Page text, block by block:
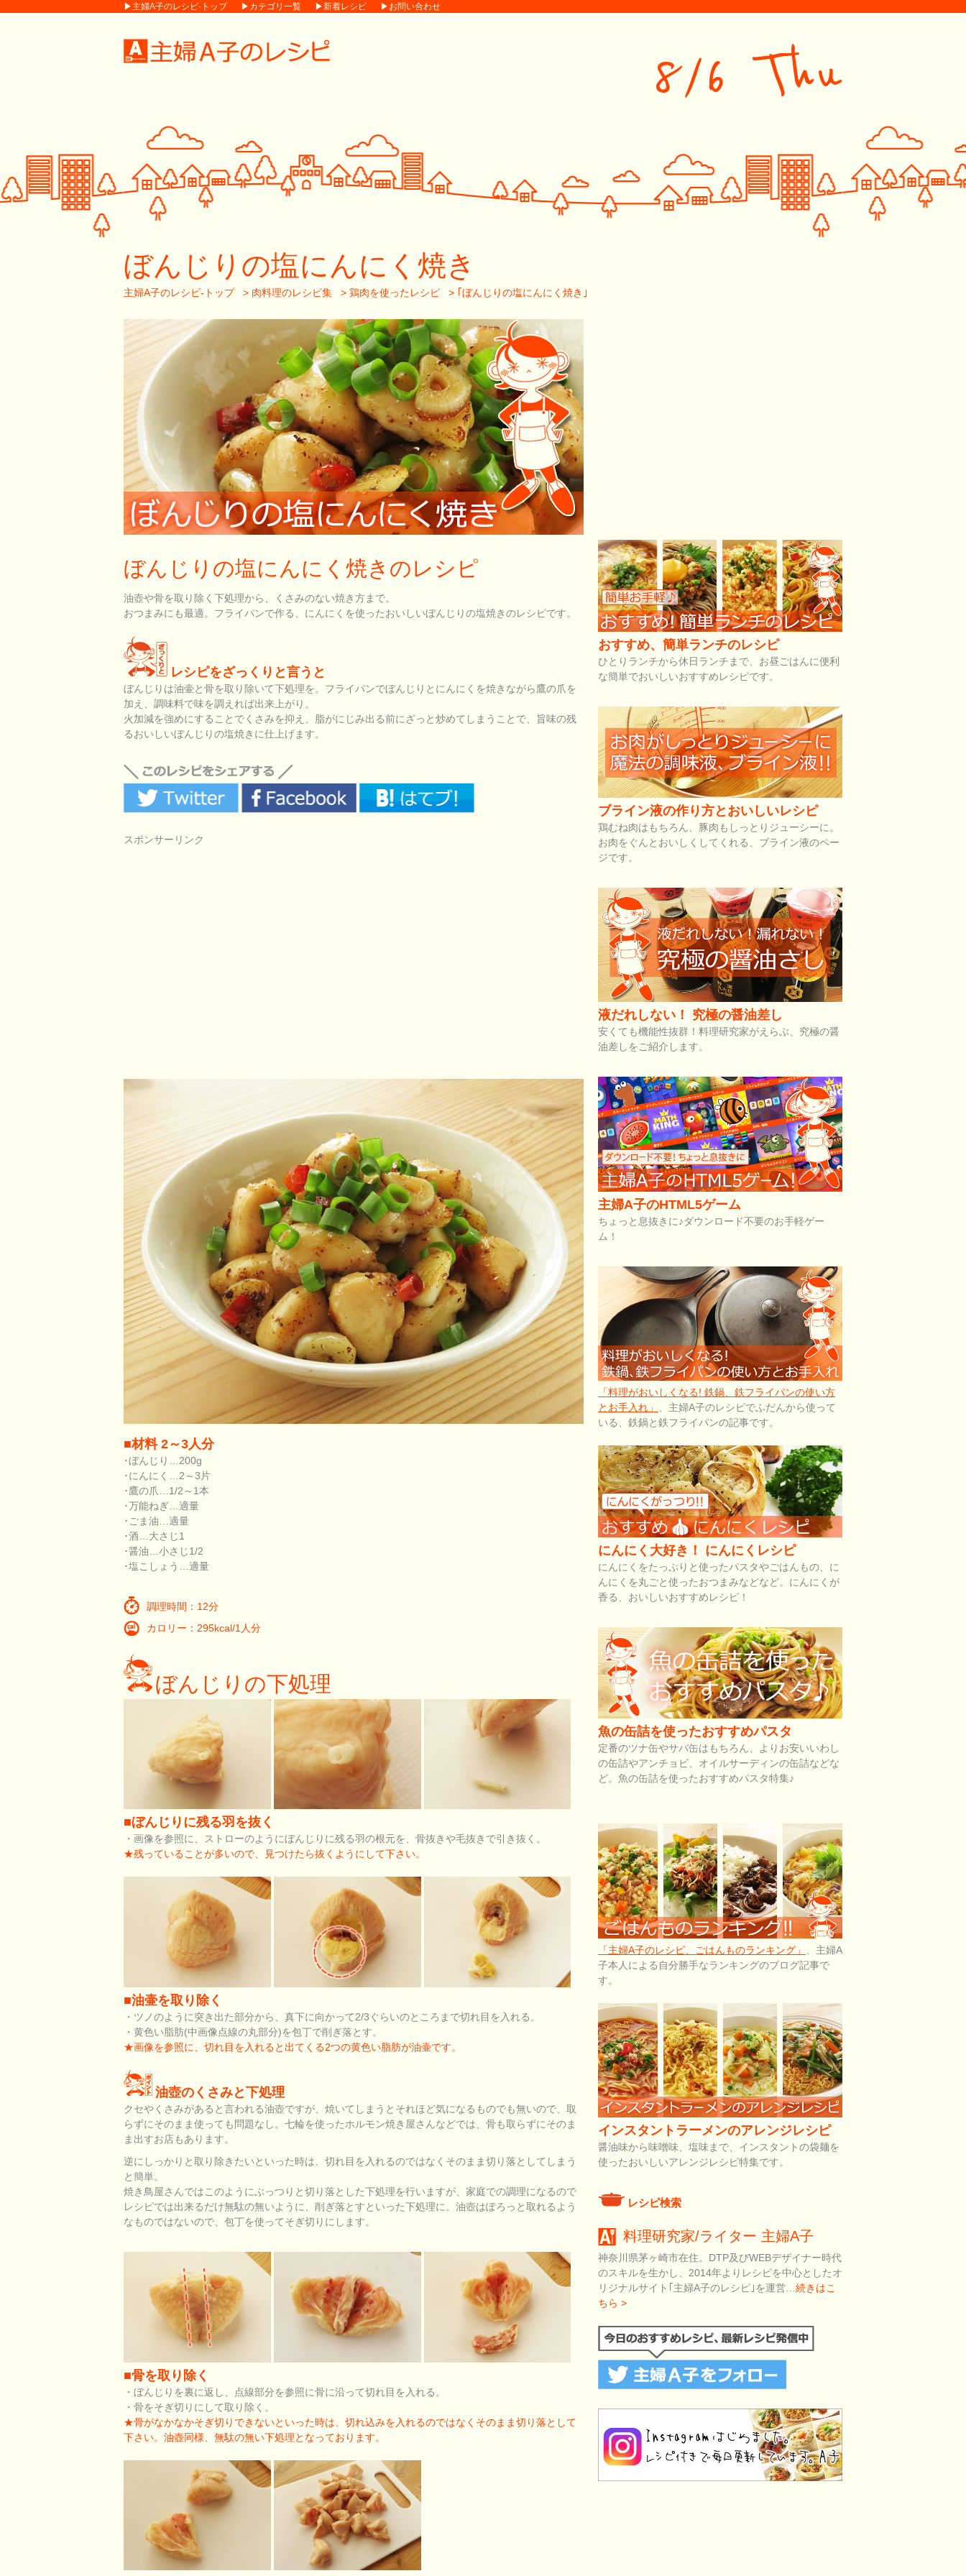
▶主婦A子のレシピ-トップ ▶カテゴリ一覧 ▶新着レシピ ▶お問い合わせ
8/6 Thu
ぼんじりの塩にんにく焼き
主婦A子のレシピ-トップ > 肉料理のレシピ集 > 鶏肉を使ったレシピ > ｢ぼんじりの塩にんにく焼き｣
ぼんじりの塩にんにく焼きのレシピ
油壺や骨を取り除く下処理から、くさみのない焼き方まで。
おつまみにも最適。フライパンで作る、にんにくを使ったおいしいぼんじりの塩焼きのレシピです。
レシピをざっくりと言うと
ぼんじりは油壷と骨を取り除いて下処理を。フライパンでぼんじりとにんにくを焼きながら鷹の爪を
加え、調味料で味を調えれば出来上がり。
火加減を強めにすることでくさみを抑え、脂がにじみ出る前にざっと炒めてしまうことで、旨味の残
るおいしいぼんじりの塩焼きに仕上げます。
スポンサーリンク
■材料 2～3人分
･ぼんじり…200g
･にんにく…2～3片
･鷹の爪…1/2～1本
･万能ねぎ…適量
･ごま油…適量
･酒…大さじ1
･醤油…小さじ1/2
･塩こしょう…適量
調理時間：12分
カロリー：295kcal/1人分
ぼんじりの下処理
■ぼんじりに残る羽を抜く
・画像を参照に、ストローのようにぼんじりに残る羽の根元を、骨抜きや毛抜きで引き抜く。
★残っていることが多いので、見つけたら抜くようにして下さい。
■油壷を取り除く
・ツノのように突き出た部分から、真下に向かって2/3ぐらいのところまで切れ目を入れる。
・黄色い脂肪(中画像点線の丸部分)を包丁で削ぎ落とす。
★画像を参照に、切れ目を入れると出てくる2つの黄色い脂肪が油壷です。
油壺のくさみと下処理
クセやくさみがあると言われる油壺ですが、焼いてしまうとそれほど気になるものでも無いので、取
らずにそのまま使っても問題なし。七輪を使ったホルモン焼き屋さんなどでは、骨も取らずにそのま
ま出すお店もあります。
逆にしっかりと取り除きたいといった時は、切れ目を入れるのではなくそのまま切り落としてしまう
と簡単。
焼き鳥屋さんではこのようにぶっつりと切り落とした下処理を行いますが、家庭での調理になるので
レシピでは出来るだけ無駄の無いように、削ぎ落とすといった下処理に。油壺はぽろっと取れるよう
なものではないので、包丁を使ってそぎ切りにします。
■骨を取り除く
・ぼんじりを裏に返し、点線部分を参照に骨に沿って切れ目を入れる。
・骨をそぎ切りにして取り除く。
★骨がなかなかそぎ切りできないといった時は、切れ込みを入れるのではなくそのまま切り落として
下さい。油壺同様、無駄の無い下処理となっております。
おすすめ、簡単ランチのレシピ
ひとりランチから休日ランチまで、お昼ごはんに便利
な簡単でおいしいおすすめレシピです。
ブライン液の作り方とおいしいレシピ
鶏むね肉はもちろん、豚肉もしっとりジューシーに。
お肉をぐんとおいしくしてくれる、ブライン液のペー
ジです。
液だれしない！ 究極の醤油差し
安くても機能性抜群！料理研究家がえらぶ、究極の醤
油差しをご紹介します。
主婦A子のHTML5ゲーム
ちょっと息抜きに♪ダウンロード不要のお手軽ゲー
ム！
「料理がおいしくなる! 鉄鍋、鉄フライパンの使い方
とお手入れ」
、主婦A子のレシピでふだんから使って
いる、鉄鍋と鉄フライパンの記事です。
にんにく大好き！ にんにくレシピ
にんにくをたっぷりと使ったパスタやごはんもの、に
んにくを丸ごと使ったおつまみなどなど。にんにくが
香る、おいしいおすすめレシピ！
魚の缶詰を使ったおすすめパスタ
定番のツナ缶やサバ缶はもちろん、よりお安いいわし
の缶詰やアンチョビ、オイルサーディンの缶詰などな
ど。魚の缶詰を使ったおすすめパスタ特集♪
「主婦A子のレシピ、ごはんものランキング」
、主婦A
子本人による自分勝手なランキングのブログ記事で
す。
インスタントラーメンのアレンジレシピ
醤油味から味噌味、塩味まで、インスタントの袋麺を
使ったおいしいアレンジレシピ特集です。
レシピ検索
料理研究家/ライター 主婦A子
神奈川県茅ヶ崎市在住。DTP及びWEBデザイナー時代
のスキルを生かし、2014年よりレシピを中心としたオ
リジナルサイト｢主婦A子のレシピ｣を運営… 続きはこ
ちら >